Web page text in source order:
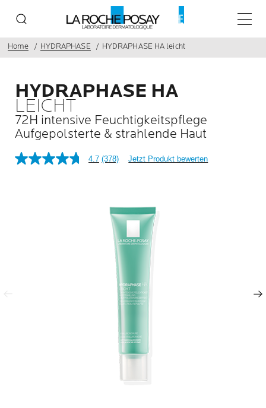
Home HYDRAPHASE HYDRAPHASE HA leicht
HYDRAPHASE HA
LEICHT
72H intensive Feuchtigkeitspflege
Aufgepolsterte & strahlende Haut
4.7 (378) Jetzt Produkt bewerten
Nächster Eintrag